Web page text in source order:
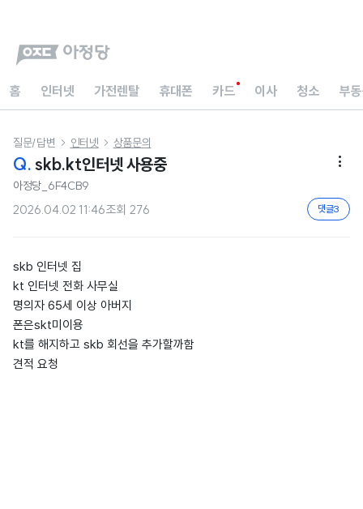
홈 인터넷 가전렌탈 휴대폰 카드 이사 청소 부
질문/답변  인터넷  상품문의
Q. skb.kt인터넷 사용중 
아정당_6F4CB9
2026.04.02 11:46조회 276 댓글3
skb 인터넷 집
kt 인터넷 전화 사무실
명의자 65세 이상 아버지
폰은skt미이용
kt를 해지하고 skb 회선을 추가할까함
견적 요청